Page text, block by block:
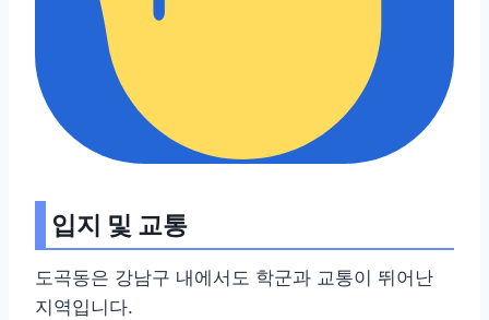
입지 및 교통
도곡동은 강남구 내에서도 학군과 교통이 뛰어난
지역입니다.